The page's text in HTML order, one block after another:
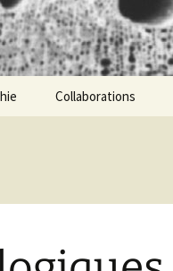
Collaborations